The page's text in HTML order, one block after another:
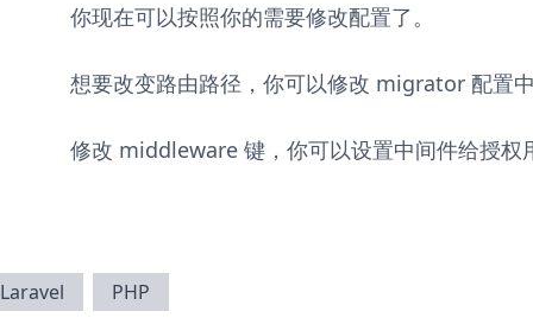
你现在可以按照你的需要修改配置了。
想要改变路由路径，你可以修改 migrator 配置
修改 middleware 键，你可以设置中间件给授权
Laravel PHP